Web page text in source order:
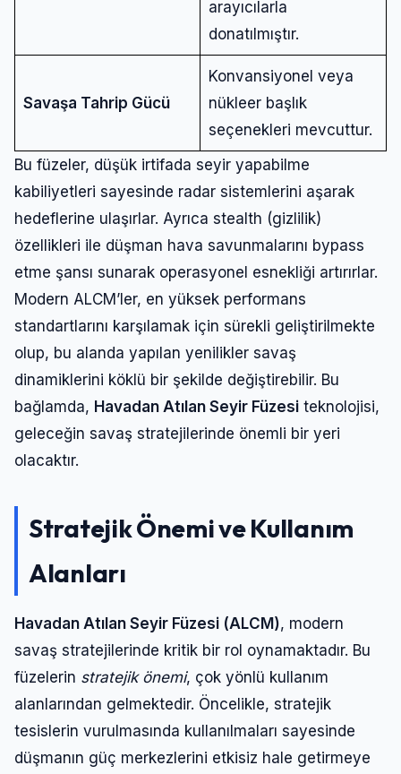
arayıcılarla
donatılmıştır.
Savaşa Tahrip Gücü
Konvansiyonel veya
nükleer başlık
seçenekleri mevcuttur.
Bu füzeler, düşük irtifada seyir yapabilme
kabiliyetleri sayesinde radar sistemlerini aşarak
hedeflerine ulaşırlar. Ayrıca stealth (gizlilik)
özellikleri ile düşman hava savunmalarını bypass
etme şansı sunarak operasyonel esnekliği artırırlar.
Modern ALCM’ler, en yüksek performans
standartlarını karşılamak için sürekli geliştirilmekte
olup, bu alanda yapılan yenilikler savaş
dinamiklerini köklü bir şekilde değiştirebilir. Bu
bağlamda, Havadan Atılan Seyir Füzesi teknolojisi,
geleceğin savaş stratejilerinde önemli bir yeri
olacaktır.
Stratejik Önemi ve Kullanım
Alanları
Havadan Atılan Seyir Füzesi (ALCM), modern
savaş stratejilerinde kritik bir rol oynamaktadır. Bu
füzelerin stratejik önemi, çok yönlü kullanım
alanlarından gelmektedir. Öncelikle, stratejik
tesislerin vurulmasında kullanılmaları sayesinde
düşmanın güç merkezlerini etkisiz hale getirmeye
Giriş Yap